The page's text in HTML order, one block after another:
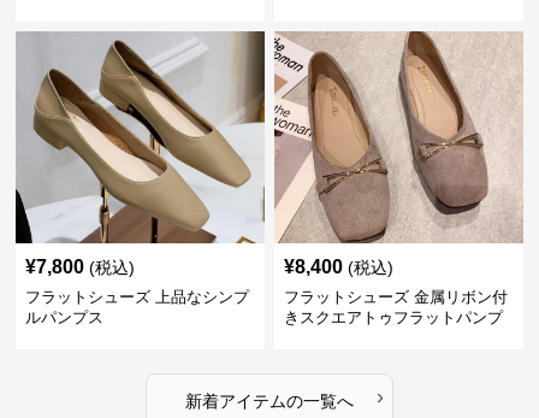
¥7,800 (税込)
フラットシューズ 上品なシンプ
ルパンプス
¥8,400 (税込)
フラットシューズ 金属リボン付
きスクエアトゥフラットパンプ
新着アイテムの一覧へ ›